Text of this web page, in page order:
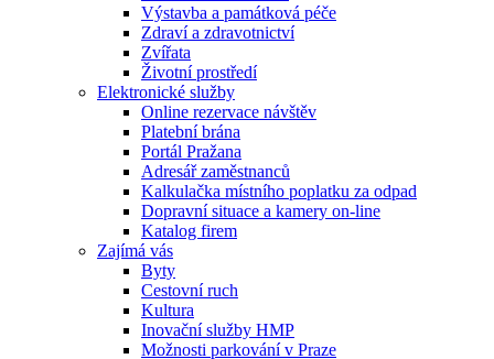
Výstavba a památková péče
Zdraví a zdravotnictví
Zvířata
Životní prostředí
Elektronické služby
Online rezervace návštěv
Platební brána
Portál Pražana
Adresář zaměstnanců
Kalkulačka místního poplatku za odpad
Dopravní situace a kamery on-line
Katalog firem
Zajímá vás
Byty
Cestovní ruch
Kultura
Inovační služby HMP
Možnosti parkování v Praze